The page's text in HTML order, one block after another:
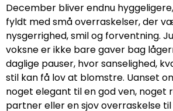
December bliver endnu
fyldt med små overraskelser, der
nysgerrighed, smil og forventning.
voksne er ikke bare gaver bag
daglige pauser, hvor sanselighed,
stil kan få lov at blomstre. Uanset
noget elegant til en god ven, noget
partner eller en sjov overraskelse til